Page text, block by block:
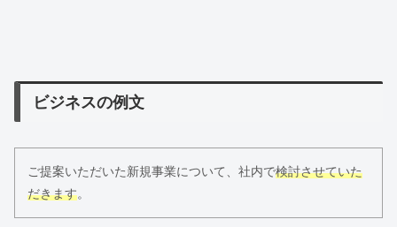
ビジネスの例文
ご提案いただいた新規事業について、社内で検討させていた
だきます。